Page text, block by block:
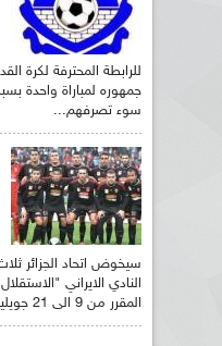
للرابطة المحترفة لكرة
جمهوره لمباراة واحدة
سوء تصرفهم...
سيخوض اتحاد الجزائر
النادي الايراني
المقرر من 9 الى 21 جويلية ، استعدادا للموسم...